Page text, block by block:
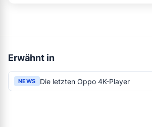
Erwähnt in
NEWS Die letzten Oppo 4K-Player